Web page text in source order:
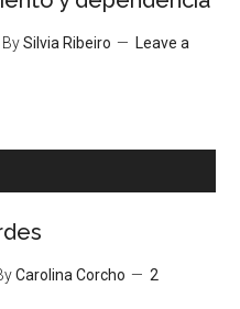
BySilvia Ribeiro
Leave a
Carolina Corcho
2